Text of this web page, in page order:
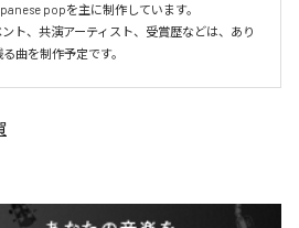
popを主に制作しています。
ト、共演アーティスト、受賞歴などは、あり
曲を制作予定です。